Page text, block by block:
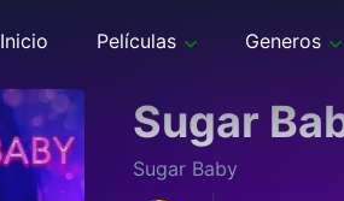
Inicio Películas Generos
Sugar
Sugar Baby